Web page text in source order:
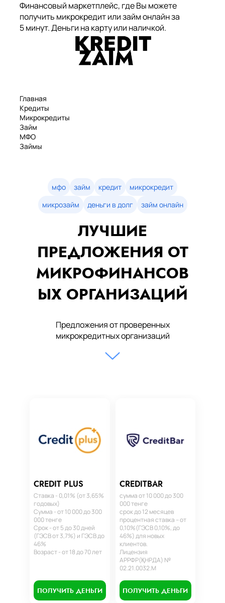
Финансовый маркетплейс, где Вы можете
получить микрокредит или займ онлайн за
5 минут. Деньги на карту или наличкой.
Главная
Кредиты
Микрокредиты
Займ
МФО
Займы
Займы онлайн
Денежные кредиты
мфо займ кредит
микрокредит
микрозайм
деньги в долг займ онлайн
ЛУЧШИЕ
ПРЕДЛОЖЕНИЯ ОТ
МИКРОФИНАНСОВ
ЫХ ОРГАНИЗАЦИЙ
Предложения от проверенных
микрокредитных организаций
CREDIT PLUS
Ставка - 0,01% (от 3,65%
годовых)
Сумма - от 10 000 до 300
000 тенге
Срок - от 5 до 30 дней
(ГЭСВ от 3,7%) и ГЭСВ до
46%
Возраст - от 18 до 70 лет
ПОЛУЧИТЬ ДЕНЬГИ
CREDITBAR
сумма от 10 000 до 300
000 тенге
срок до 12 месяцев
процентная ставка – от
0,10%(ГЭСВ 0,10%, до
46%) для новых
клиентов.
Лицензия
АРРФР(ҚНРДА) №
02.21.0032.М
ПОЛУЧИТЬ ДЕНЬГИ